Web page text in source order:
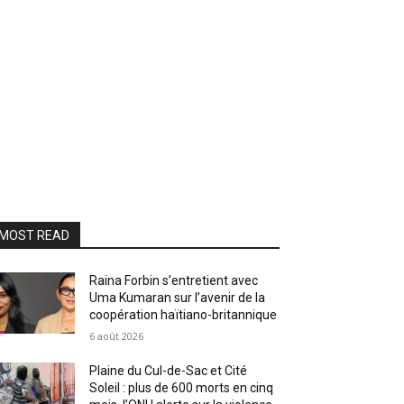
READ
Raina Forbin s’entretient avec
Uma Kumaran sur l’avenir de la
coopération haïtiano-britannique
6 août 2026
Plaine du Cul-de-Sac et Cité
Soleil : plus de 600 morts en cinq